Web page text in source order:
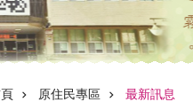
原住民專區 最新訊息